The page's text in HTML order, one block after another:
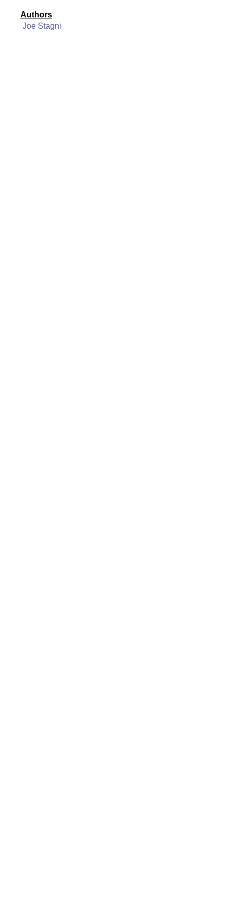
Authors
Joe Stagni